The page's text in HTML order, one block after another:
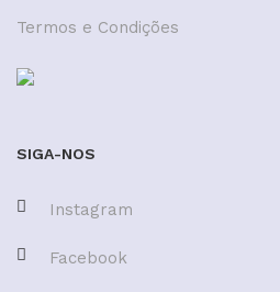
Termos e Condições
SIGA-NOS
Instagram
Facebook